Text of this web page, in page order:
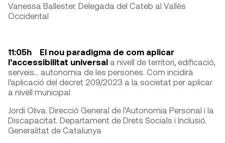
Vanessa Ballester. Delegada del Cateb al Vallès
Occidental
11:05h El nou paradigma de com aplicar
l’accessibilitat universal a nivell de territori, edificació,
serveis... autonomia de les persones. Com incidirà
l’aplicació del decret 209/2023 a la societat per aplicar
a nivell municipal
Jordi Oliva. Direcció General de l’Autonomia Personal i la
Discapacitat. Departament de Drets Socials i Inclusió.
Generalitat de Catalunya